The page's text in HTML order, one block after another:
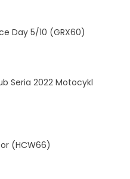
Day 5/10 (GRX60)
Seria 2022 Motocykl
(HCW66)